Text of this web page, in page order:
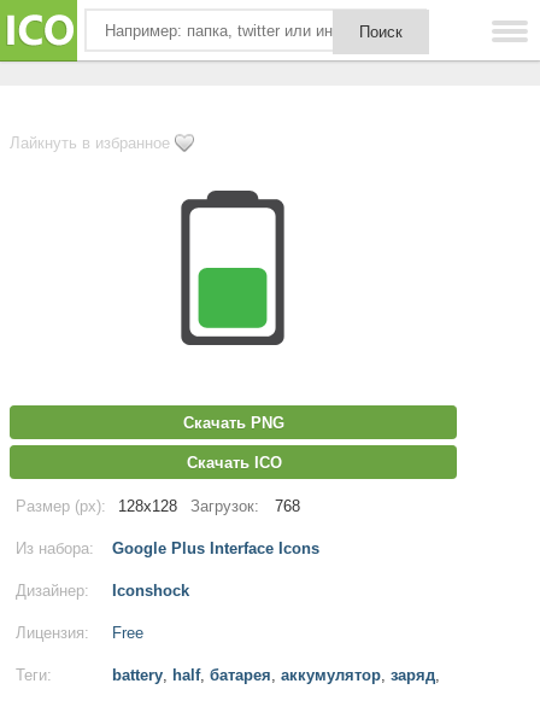
Лайкнуть в избранное
Скачать PNG
Скачать ICO
Размер (px): 128x128 Загрузок: 768
Из набора: Google Plus Interface Icons
Дизайнер: Iconshock
Лицензия: Free
Теги: battery, half, батарея, аккумулятор, заряд,